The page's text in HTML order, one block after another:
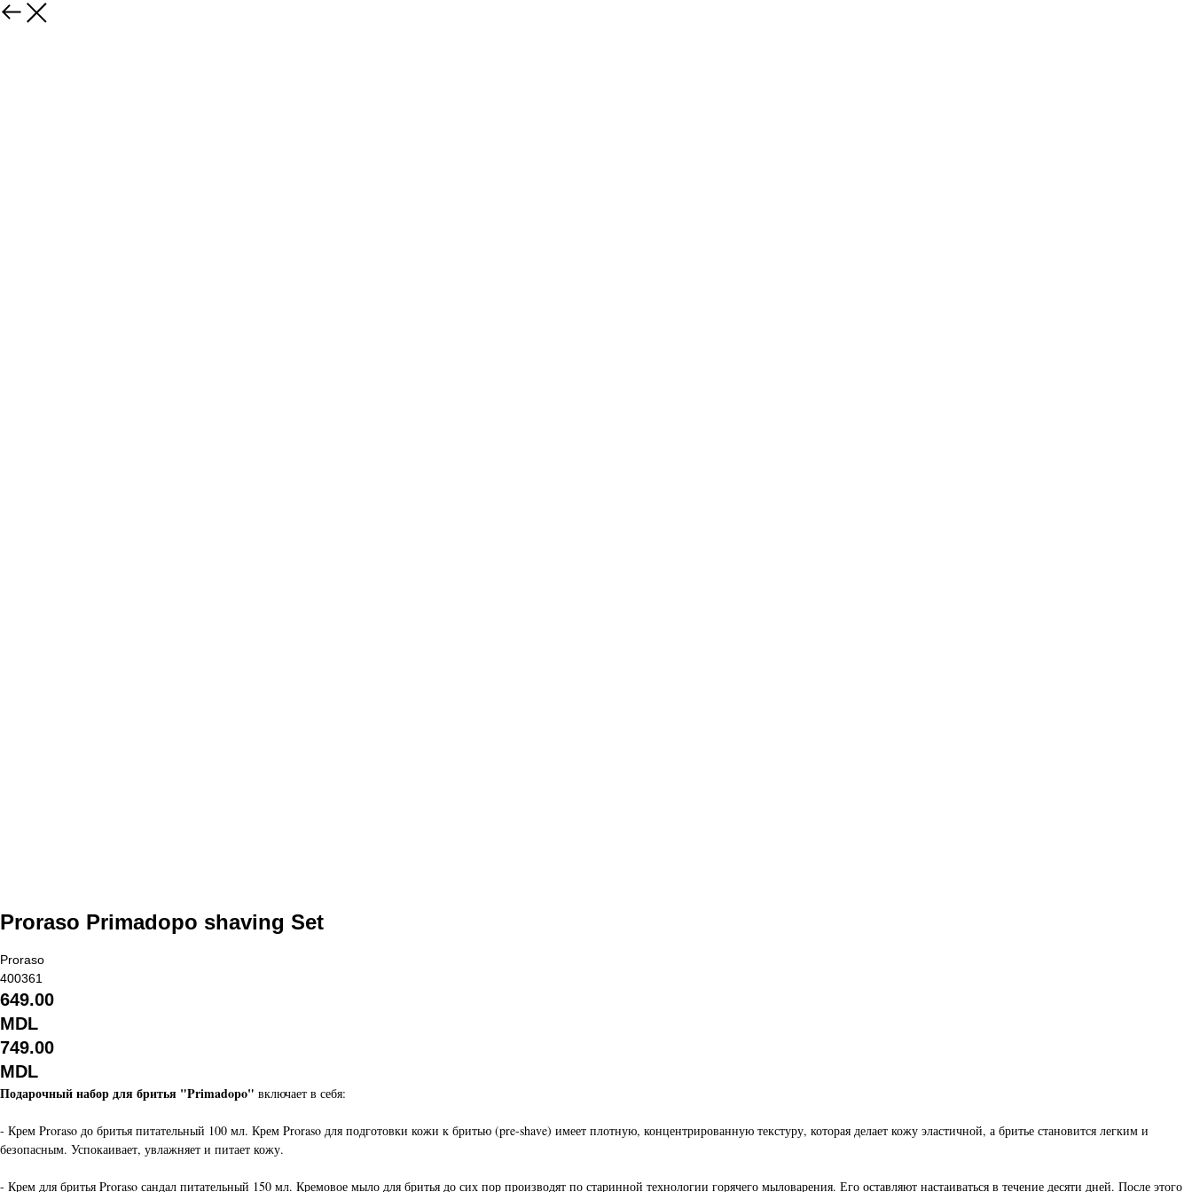
Proraso Primadopo shaving Set
Proraso
400361
649.00
MDL
749.00
MDL
Подарочный набор для бритья "Primadopo" включает в себя:
- Крем Proraso до бритья питательный 100 мл. Крем Proraso для подготовки кожи к бритью (pre-shave) имеет плотную, концентрированную текстуру, которая делает кожу эластичной, а бритье становится легким и
безопасным. Успокаивает, увлажняет и питает кожу.
- Крем для бритья Proraso сандал питательный 150 мл. Кремовое мыло для бритья до сих пор производят по старинной технологии горячего мыловарения. Его оставляют настаиваться в течение десяти дней. После этого